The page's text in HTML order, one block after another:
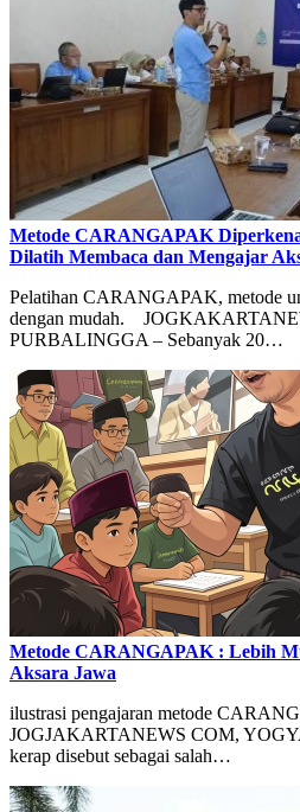
Metode CARANGAPAK
Dilatih Membaca dan Mengajar
Pelatihan CARANGAPAK, metode
dengan mudah.
PURBALINGGA – Sebanyak 20…
Metode CARANGAPAK : Lebih
Aksara Jawa
ilustrasi pengajaran metode
JOGJAKARTANEWS COM,
kerap disebut sebagai salah…